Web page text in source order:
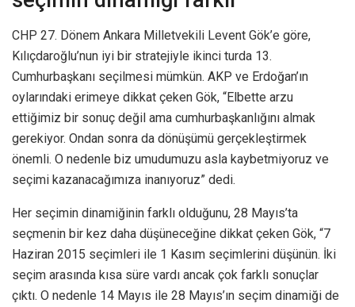
CHP 27. Dönem Ankara Milletvekili Levent Gök’e göre,
Kılıçdaroğlu’nun iyi bir stratejiyle ikinci turda 13.
Cumhurbaşkanı seçilmesi mümkün. AKP ve Erdoğan’ın
oylarındaki erimeye dikkat çeken Gök, “Elbette arzu
ettiğimiz bir sonuç değil ama cumhurbaşkanlığını almak
gerekiyor. Ondan sonra da dönüşümü gerçekleştirmek
önemli. O nedenle biz umudumuzu asla kaybetmiyoruz ve
seçimi kazanacağımıza inanıyoruz” dedi.
Her seçimin dinamiğinin farklı olduğunu, 28 Mayıs’ta
seçmenin bir kez daha düşüneceğine dikkat çeken Gök, “7
Haziran 2015 seçimleri ile 1 Kasım seçimlerini düşünün. İki
seçim arasında kısa süre vardı ancak çok farklı sonuçlar
çıktı. O nedenle 14 Mayıs ile 28 Mayıs’ın seçim dinamiği de